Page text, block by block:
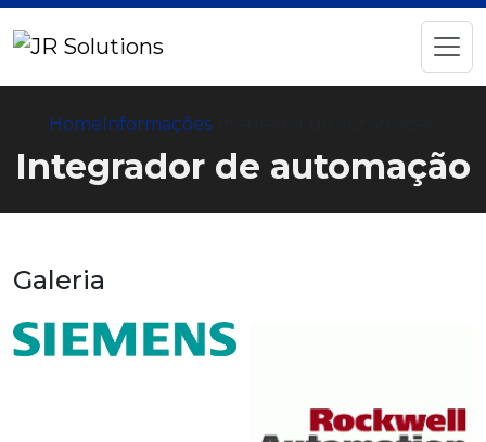
HomeInformações
Integrador de automação
Galeria